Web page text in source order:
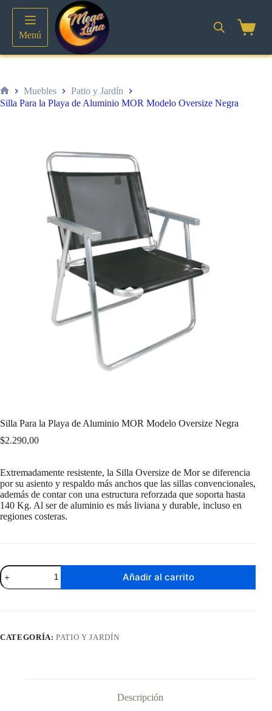
contenido
Menú
Inicio
Muebles
Patio y Jardín
Silla Para la Playa de Aluminio MOR Modelo Oversize Negra
Silla Para la Playa de Aluminio MOR Modelo Oversize Negra
$2.290,00
Extremadamente resistente, la Silla Oversize de Mor se diferencia
por su asiento y respaldo más anchos que las sillas convencionales,
además de contar con una estructura reforzada que soporta hasta
140 Kg. Al ser de aluminio es más liviana y durable, incluso en
regiones costeras.
Silla
Para
la
Modelo
Añadir al carrito
CATEGORÍA:PATIO Y JARDÍN
Descripción